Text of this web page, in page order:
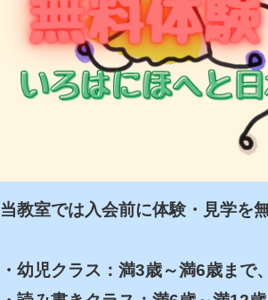
当教室では入会前に体験・見学を
・幼児クラス：満3歳～満6歳まで